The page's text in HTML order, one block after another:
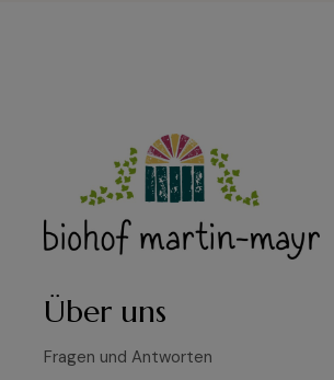
Über uns
Fragen und Antworten